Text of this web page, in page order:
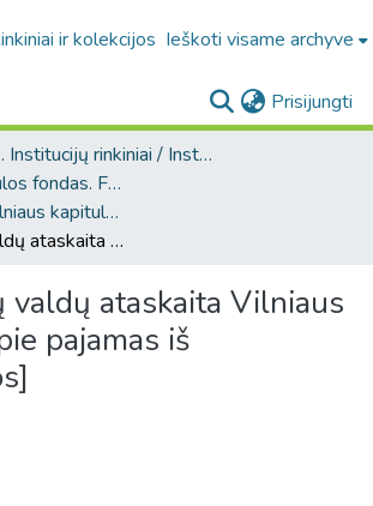
ir kolekcijos Ieškoti visame archyve
Prisijungti
5.3. Institucijų rinkiniai / Institutional collections
Vilniaus kapitulos fondas. F43
Braševičiai (Vilniaus kapitulos fondas. F43. Bažnytinės valdos)
[Braševičių valdų ataskaita Vilniaus kapitulai apie pajamas iš propinacijos]
valdų ataskaita Vilniaus
pajamas iš